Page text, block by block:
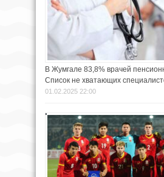
В Жумгале 83,8% врачей
Список не хватающих
01.02.2025 22:00